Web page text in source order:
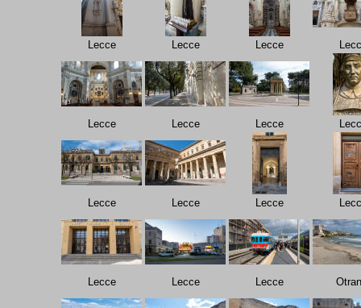
Lecce Lecce Lecce
Lecce Lecce Lecce
Lecce Lecce Lecce
Lecce Lecce Lecce